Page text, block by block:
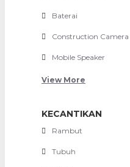
Baterai
Construction Camera
Mobile Speaker
View More
KECANTIKAN
Rambut
Tubuh